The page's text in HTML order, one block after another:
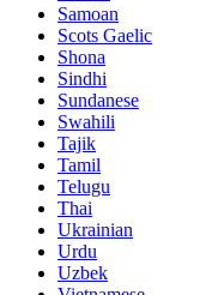
Samoan
Scots Gaelic
Shona
Sindhi
Sundanese
Swahili
Tajik
Tamil
Telugu
Thai
Ukrainian
Urdu
Uzbek